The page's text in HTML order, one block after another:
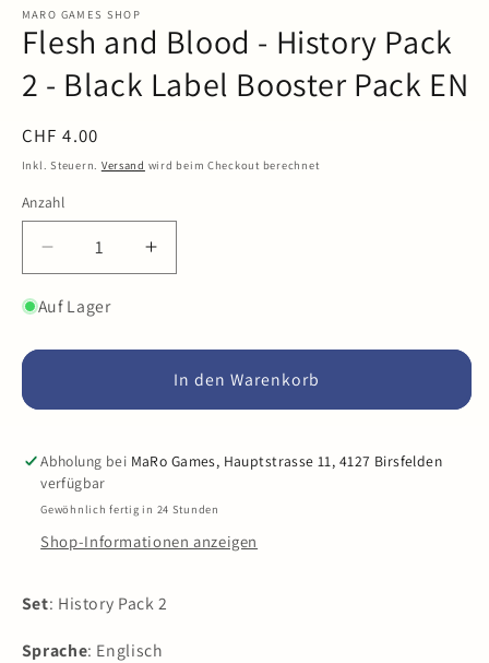
in
Modal
öffnen
MARO GAMES SHOP
Flesh and Blood - History Pack
2 - Black Label Booster Pack EN
Normaler
Preis
CHF 4.00
Inkl. Steuern. Versand wird beim Checkout berechnet
Anzahl
Anzahl
Verringere
die
Menge
Flesh
Pack
Black
Booster
Pack
EN
Erhöhe
die
Flesh
and
Pack
Black
Booster
EN
Auf Lager
In den Warenkorb
Abholung bei MaRo Games, Hauptstrasse 11, 4127 Birsfelden
verfügbar
Gewöhnlich fertig in 24 Stunden
Shop-Informationen anzeigen
Set: History Pack 2
Sprache: Englisch